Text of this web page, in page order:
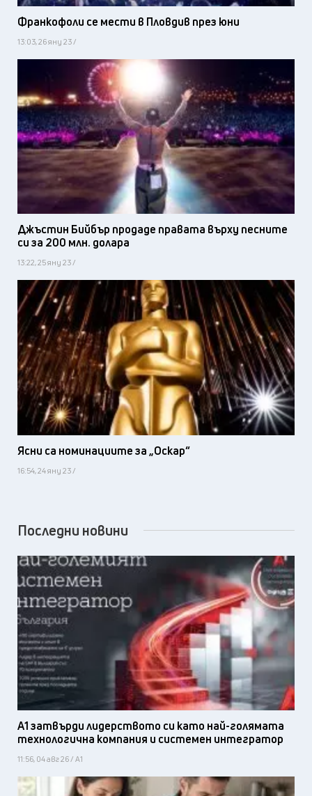
Франкофоли се мести в Пловдив през юни
13:03, 26 яну 23 /
Джъстин Бийбър продаде правата върху песните
си за 200 млн. долара
13:22, 25 яну 23 /
Ясни са номинациите за „Оскар“
16:54, 24 яну 23 /
Последни новини
А1 затвърди лидерството си като най-голямата
технологична компания и системен интегратор
11:56, 04 авг 26 / А1